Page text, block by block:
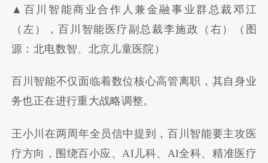
▲百川智能商业合作人兼金融事业群总裁邓江
（左），百川智能医疗副总裁李施政（右）（图
源：北电数智、北京儿童医院）
百川智能不仅面临着数位核心高管离职，其自身业
务也正在进行重大战略调整。
王小川在两周年全员信中提到，百川智能要主攻医
疗方向，围绕百小应、AI儿科、AI全科、精准医疗